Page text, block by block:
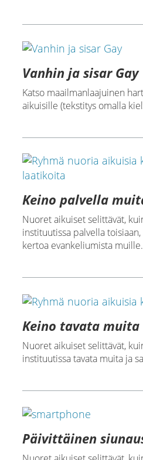
Vanhin ja sisar Gay
Katso maailmanlaajuinen
aikuisille (tekstitys omalla
Keino palvella
Nuoret aikuiset selittävät,
instituutissa palvella
kertoa evankeliumista muille.
Keino tavata muita
Nuoret aikuiset selittävät,
instituutissa tavata muita ja
Päivittäinen